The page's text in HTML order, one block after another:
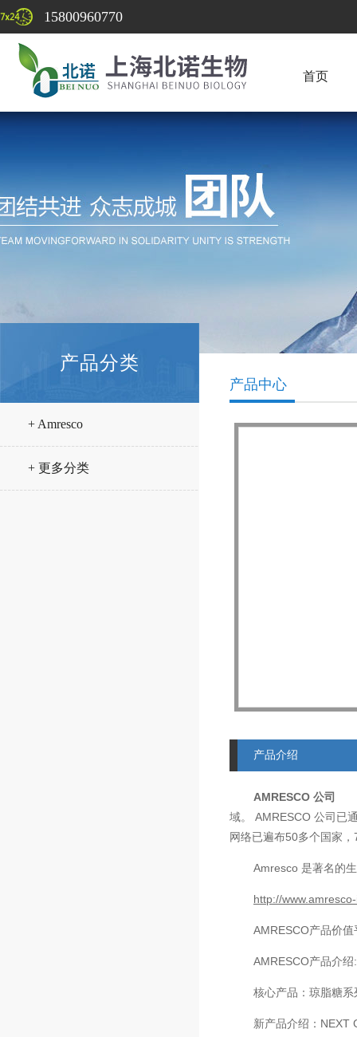
15800960770
首页
产品分类
+ Amresco
+ 更多分类
产品中心
产品介绍
AMRESCO 公司
域。 AMRESCO 公司已
网络已遍布50多个国家，
Amresco 是著名的
http://
AMRESCO产品价
AMRESCO产品介绍
核心产品：琼脂糖
新产品介绍： NEXT